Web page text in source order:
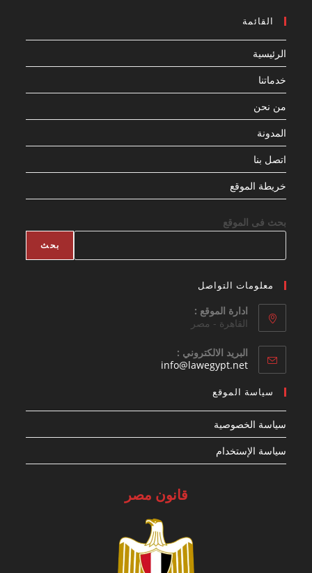
القائمة
الرئيسية
خدماتنا
من نحن
المدونة
اتصل بنا
خريطة الموقع
بحث فى الموقع
بحث
معلومات التواصل
ادارة الموقع :
القاهرة - مصر
البريد الالكتروني :
info@lawegypt.net
سياسة الموقع
سياسة الخصوصية
سياسة الإستخدام
قانون مصر